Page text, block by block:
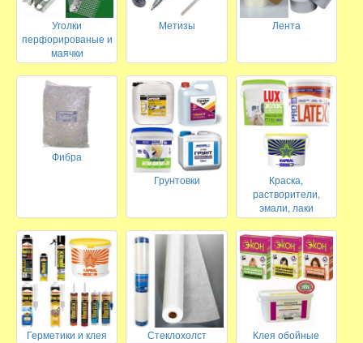
Уголки
перфорированые и
маячки
Метизы Лента
Фибра
Грунтовки
Краска,
растворители,
эмали, лаки
Герметики и клея Стеклохолст Клея обойные